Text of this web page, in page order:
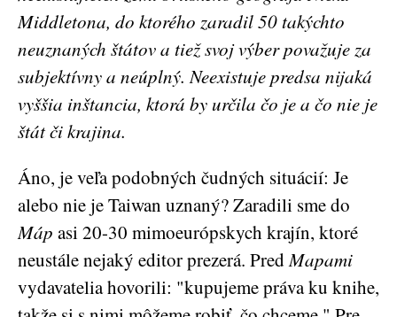
Middletona, do ktorého zaradil 50 takýchto
neuznaných štátov a tiež svoj výber považuje za
subjektívny a neúplný. Neexistuje predsa nijaká
vyššia inštancia, ktorá by určila čo je a čo nie je
štát či krajina.
Áno, je veľa podobných čudných situácií: Je
alebo nie je Taiwan uznaný? Zaradili sme do
Máp asi 20-30 mimoeurópskych krajín, ktoré
neustále nejaký editor prezerá. PredMapami
vydavatelia hovorili: "kupujeme práva ku knihe,